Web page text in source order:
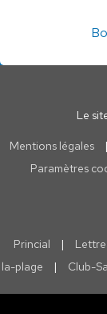
Le
Mentions légales |
Paramètres
Princial
|
la-plage
| Club-